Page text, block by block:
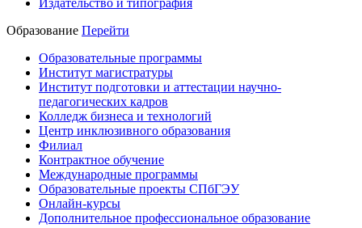
Издательство и типография
Образование Перейти
Образовательные программы
Институт магистратуры
Институт подготовки и аттестации научно-
педагогических кадров
Колледж бизнеса и технологий
Центр инклюзивного образования
Филиал
Контрактное обучение
Международные программы
Образовательные проекты СПбГЭУ
Онлайн-курсы
Дополнительное профессиональное образование